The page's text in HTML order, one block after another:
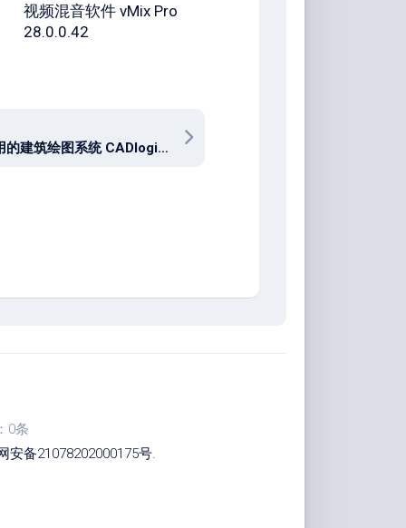
视频混音软件 vMix Pro
28.0.0.42
简单易用的建筑绘图系统 CADlogic Draft IT Architectural v5.0.38
0条
安备21078202000175号.